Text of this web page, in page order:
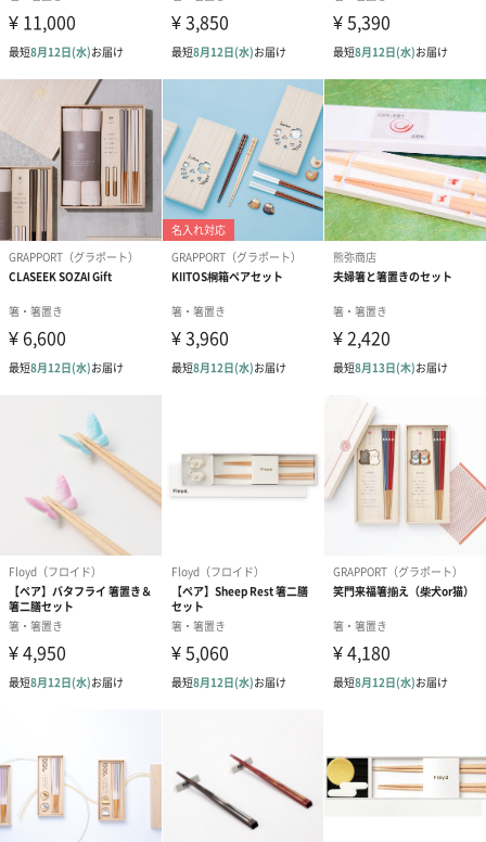
商品に合わせたサイズをお届けします。
あり（280円）
メッセージカード（通常・写真・グリーティング）
誕生日や結婚祝い・出産祝いなど、様々なシーンのメッセージカ
ードを同梱します。
写真付きメッセージカ
ード（680円）
写真付きメッセージカ
ード（Thank you）ピ
【誕生日】
Birthday ホワ
ラッピング
ギフトラッピングを施してお届けします。